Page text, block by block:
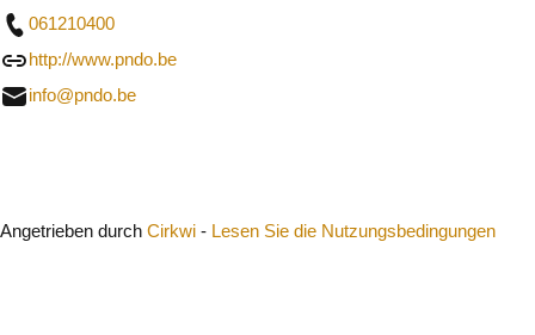
061210400
http://www.pndo.be
info@pndo.be
Angetrieben durch Cirkwi - Lesen Sie die Nutzungsbedingungen